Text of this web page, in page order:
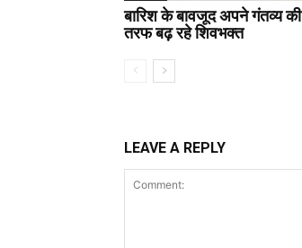
बारिश के बावजूद अपने गंतव्य की
तरफ बढ़ रहे शिवभक्त
LEAVE A REPLY